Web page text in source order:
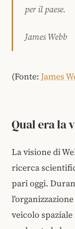
per il paese.
James Webb
(Fonte: James
Qual era la
La visione di
ricerca
pari oggi.
veicolo